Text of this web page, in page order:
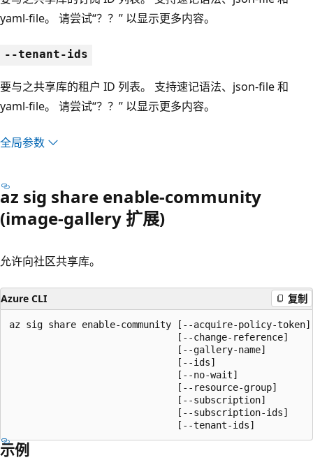
yaml-file。 请尝试“？？” 以显示更多内容。
--tenant-ids
要与之共享库的租户 ID 列表。 支持速记语法、json-file 和
yaml-file。 请尝试“？？” 以显示更多内容。
全局参数
az sig share enable-community
(image-gallery 扩展)
允许向社区共享库。
Azure CLI 复制
az sig share enable-community [--acquire-policy-token]
                              [--change-reference]
                              [--gallery-name]
                              [--ids]
                              [--no-wait]
                              [--resource-group]
                              [--subscription]
                              [--subscription-ids]
                              [--tenant-ids]
示例